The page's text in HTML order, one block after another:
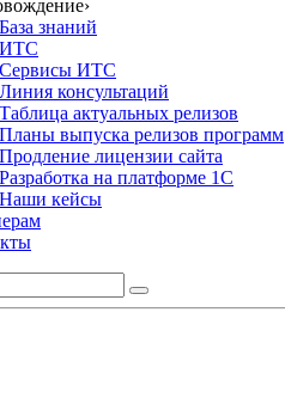
›
База знаний
ИТС
Сервисы ИТС
Линия консультаций
Таблица актуальных релизов
Планы выпуска релизов программ
Продление лицензии сайта
Разработка на платформе 1С
Наши кейсы